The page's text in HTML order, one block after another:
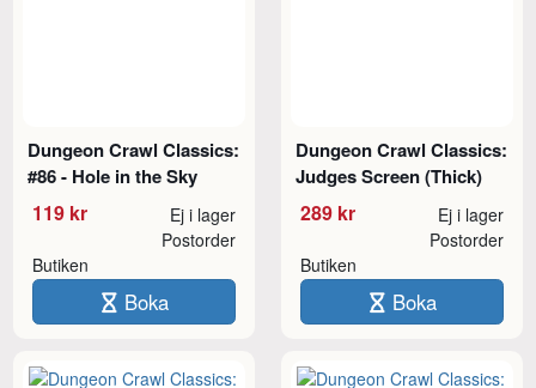
Dungeon Crawl Classics:
#86 - Hole in the Sky
119 kr Ej i lager
Butiken
Postorder
Boka
Dungeon Crawl Classics:
Judges Screen (Thick)
289 kr Ej i lager
Butiken
Postorder
Boka